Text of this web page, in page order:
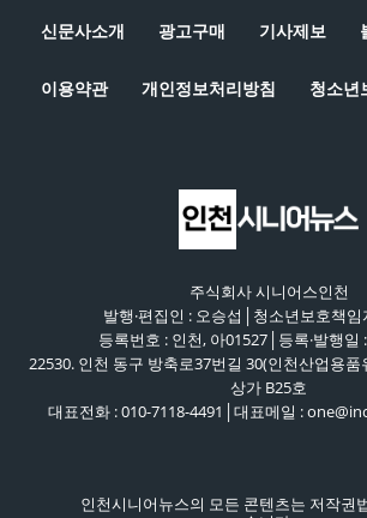
신문사소개 광고구매 기사제보
이용약관 개인정보처리방침 청소년
주식회사 시니어스인천
발행·편집인 : 오승섭│청소년보호책임
등록번호 : 인천, 아01527│등록·발행일
22530. 인천 동구 방축로37번길 30(인천산업용품
상가 B25호
대표전화 : 010-7118-4491│대표메일 :
인천시니어뉴스의 모든 콘텐츠는 저작권